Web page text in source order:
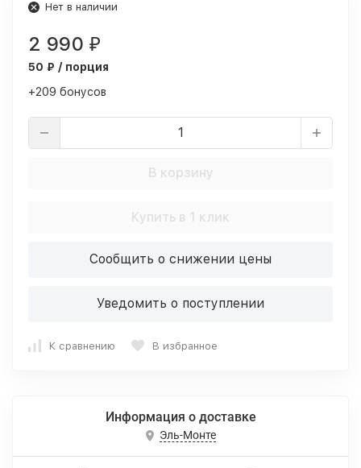
Нет в наличии
2 990 ₽
50 ₽ / порция
+209 бонусов
В корзину
Купить в 1 клик
Сообщить о снижении цены
Уведомить о поступлении
К сравнению В избранное
Информация о доставке
Эль-Монте